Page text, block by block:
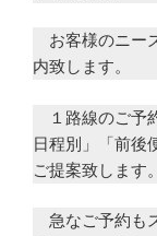
お客様のニー
内致します。
１路線のご予
日程別」「前後
ご提案致します。
急なご予約も